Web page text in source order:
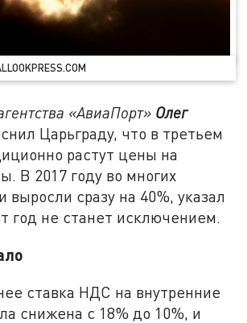
«АвиаПорт» Олег
Царьграду, что в третьем
растут цены на
В 2017 году во многих
выросли сразу на 40%, указал
год не станет исключением.
ставка НДС на внутренние
снижена с 18% до 10%, и